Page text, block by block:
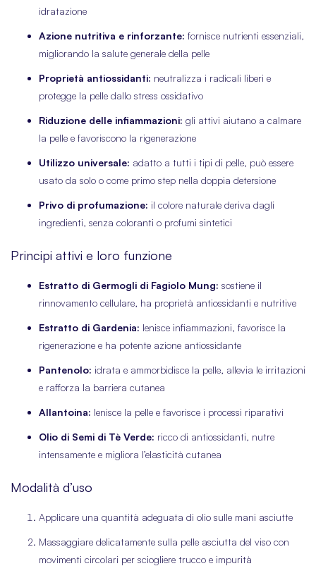
idratazione
Azione nutritiva e rinforzante: fornisce nutrienti essenziali,
migliorando la salute generale della pelle
Proprietà antiossidanti: neutralizza i radicali liberi e
protegge la pelle dallo stress ossidativo
Riduzione delle infiammazioni: gli attivi aiutano a calmare
la pelle e favoriscono la rigenerazione
Utilizzo universale: adatto a tutti i tipi di pelle, può essere
usato da solo o come primo step nella doppia detersione
Privo di profumazione: il colore naturale deriva dagli
ingredienti, senza coloranti o profumi sintetici
Principi attivi e loro funzione
Estratto di Germogli di Fagiolo Mung: sostiene il
rinnovamento cellulare, ha proprietà antiossidanti e nutritive
Estratto di Gardenia: lenisce infiammazioni, favorisce la
rigenerazione e ha potente azione antiossidante
Pantenolo: idrata e ammorbidisce la pelle, allevia le irritazioni
e rafforza la barriera cutanea
Allantoina: lenisce la pelle e favorisce i processi riparativi
Olio di Semi di Tè Verde: ricco di antiossidanti, nutre
intensamente e migliora l’elasticità cutanea
Modalità d’uso
Applicare una quantità adeguata di olio sulle mani asciutte
Massaggiare delicatamente sulla pelle asciutta del viso con
movimenti circolari per sciogliere trucco e impurità